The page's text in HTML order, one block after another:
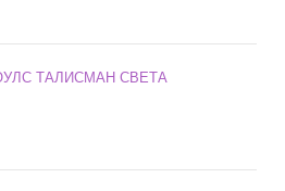
ТАЛИСМАН СВЕТА